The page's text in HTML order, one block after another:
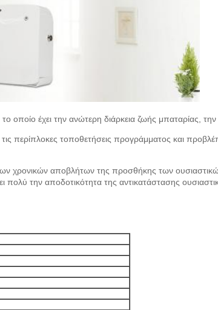
έχει την ανώτερη διάρκεια ζωής μπαταρίας,
τις περίπλοκες τοποθετήσεις προγράμματος και
χρονικών αποβλήτων της προσθήκης των
πολύ την αποδοτικότητα της αντικατάστασης